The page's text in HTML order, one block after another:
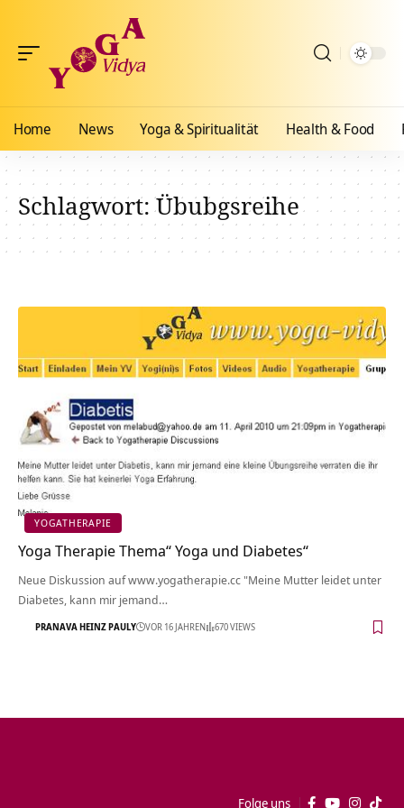
Home News Yoga & Spiritualität Health & Food
Schlagwort:Übubgsreihe
YOGATHERAPIE
Yoga Therapie Thema“ Yoga und Diabetes“
Neue Diskussion auf www.yogatherapie.cc "Meine Mutter leidet unter
Diabetes, kann mir jemand…
PRANAVA HEINZ PAULY VOR 16 JAHREN 670 VIEWS
Folge uns